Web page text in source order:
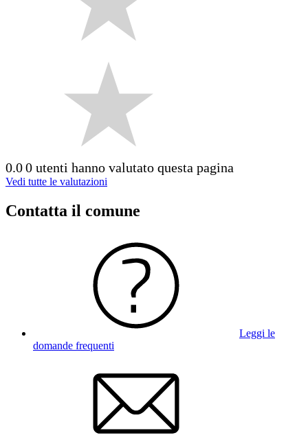
0.00 utenti hanno valutato questa pagina
Vedi tutte le valutazioni
Contatta il comune
Leggi le
domande frequenti